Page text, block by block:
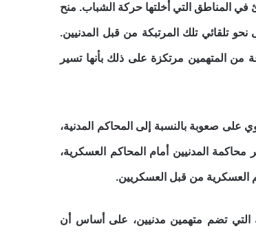
في المناطق التي أخلتها حركة الشباب. منح
تلقائي تلك المرتبكة من قبل المدنيين.
المتهمين مرتكزة على ذلك بأنها تسير
على صعوبة بالنسبة إلى المحاكم المدنية،
المدنيين أمام المحاكم العسكرية،
العسكرية من قبل العسكريين.
التي تضم متهمين مدنيين، على أساس أن